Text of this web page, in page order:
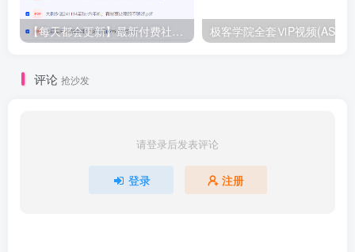
【每天都会更新】最新付费社群公众号文章 极客学院全套ⅥP视频(AS版)
评论 抢沙发
请登录后发表评论
登录 注册